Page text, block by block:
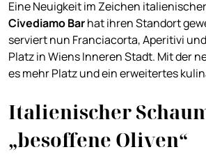
Eine Neuigkeit im Zeichen italienischer
Civediamo Barhat ihren Standort
serviert nun Franciacorta, Aperitivi
Platz in Wiens Inneren Stadt. Mit der
es mehr Platz und ein erweitertes
Italienischer
„besoffene Oliven“